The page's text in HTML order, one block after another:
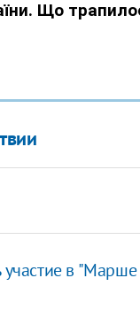
участие в "Марше